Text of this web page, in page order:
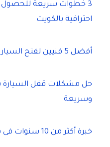
3 خطوات سريعة للحصول
احترافية بالكويت
أفضل 5 فنيين لفتح السيارات في الكويت.
حل مشكلات قفل السيارة
وسريعة
خبرة أكثر من 10 سنوات فى فتح سيارات بالكويت